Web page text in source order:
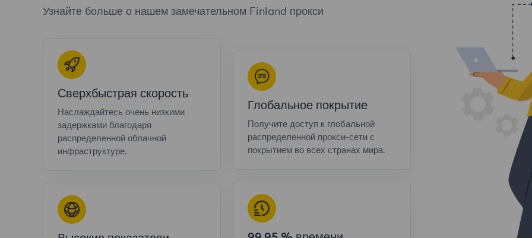
Узнайте больше о нашем замечательном Finland прокси
Сверхбыстрая скорость
Наслаждайтесь очень низкими
задержками благодаря
распределенной облачной
инфраструктуре.
Глобальное покрытие
Получите доступ к глобальной
распределенной прокси-сети с
покрытием во всех странах мира.